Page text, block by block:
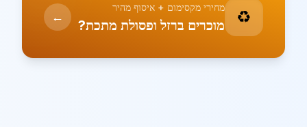
♻️ מחירי מקסימום + איסוף מהיר
מוכרים ברזל ופסולת מתכת? ←